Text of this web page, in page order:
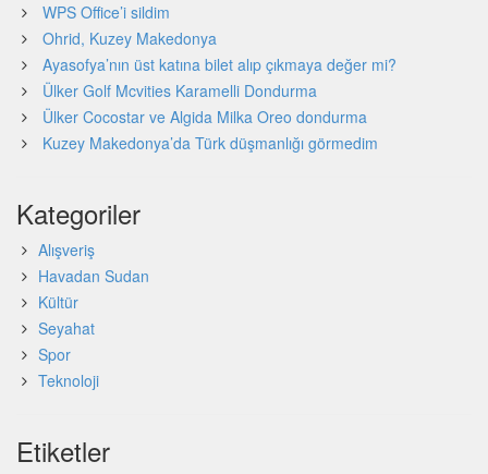
WPS Office’i sildim
Ohrid, Kuzey Makedonya
Ayasofya’nın üst katına bilet alıp çıkmaya değer mi?
Ülker Golf Mcvities Karamelli Dondurma
Ülker Cocostar ve Algida Milka Oreo dondurma
Kuzey Makedonya’da Türk düşmanlığı görmedim
Kategoriler
Alışveriş
Havadan Sudan
Kültür
Seyahat
Spor
Teknoloji
Etiketler